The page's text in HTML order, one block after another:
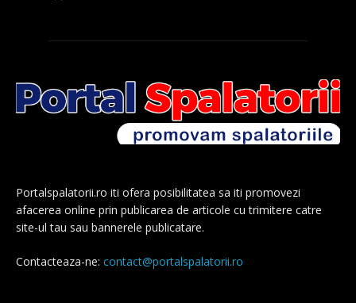
Portalspalatorii.ro iti ofera posibilitatea sa iti promovezi
afacerea online prin publicarea de articole cu trimitere catre
site-ul tau sau bannerele publicatare.
Contacteaza-ne: contact@portalspalatorii.ro